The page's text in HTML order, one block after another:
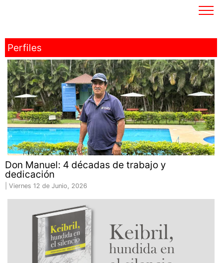
Perfiles
Don Manuel: 4 décadas de trabajo y
dedicación
Viernes 12 de Junio, 2026